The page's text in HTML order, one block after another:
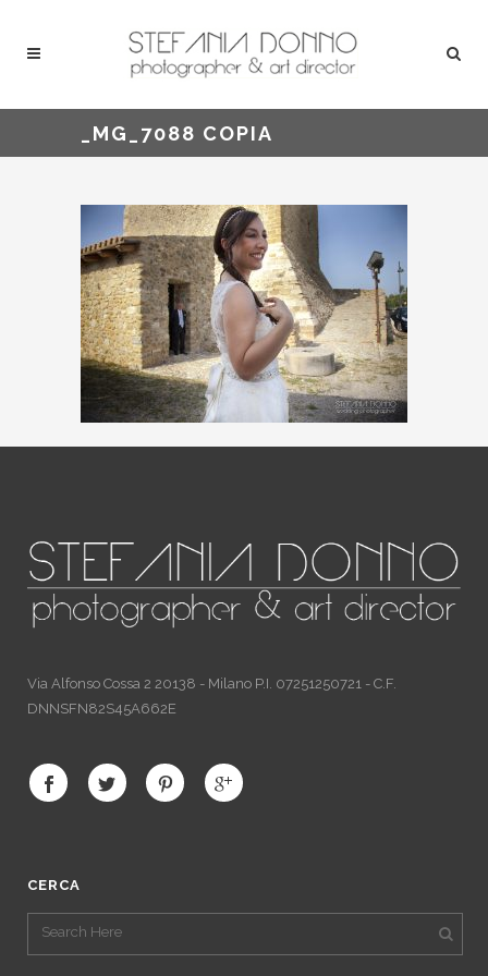
_MG_7088 COPIA
Via Alfonso Cossa 2 20138 - Milano P.I. 07251250721 - C.F.
DNNSFN82S45A662E
CERCA